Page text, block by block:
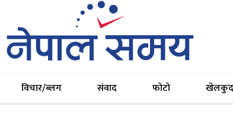
विचार/ब्लग संवाद फोटो खेलकुद